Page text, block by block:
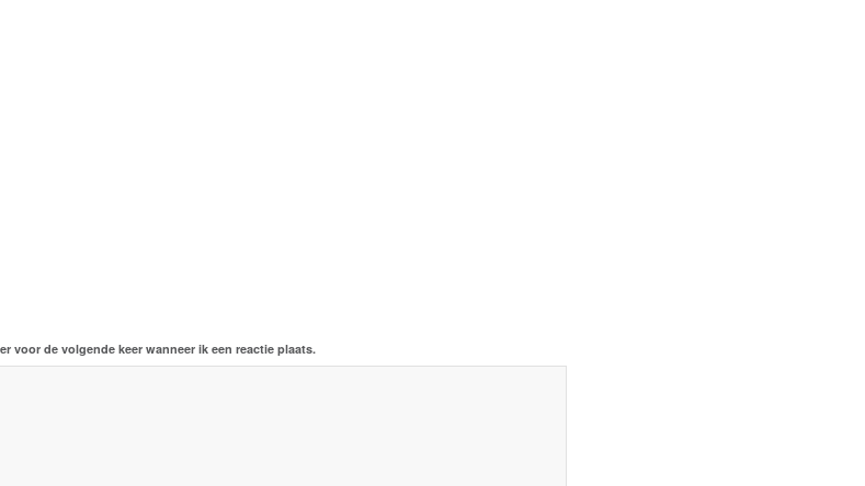
voor de volgende keer wanneer ik een reactie plaats.